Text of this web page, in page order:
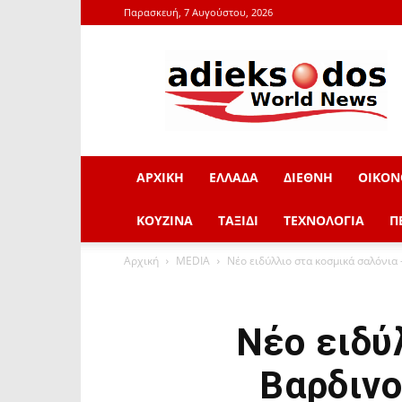
Παρασκευή, 7 Αυγούστου, 2026
adieksodos.gr
ΑΡΧΙΚΗ ΕΛΛΑΔΑ ΔΙΕΘΝΗ
ΚΟΥΖΙΝΑ ΤΑΞΙΔΙ ΤΕΧΝΟΛΟΓΙΑ
Αρχική MEDIA Νέο ειδύλλιο στα κοσμικά
Νέο